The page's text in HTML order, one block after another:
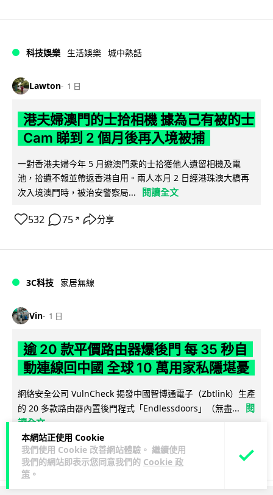
本網站正使用 Cookie
我們使用 Cookie 改善網站體驗。 繼續使用
我們的網站即表示您同意我們的 Cookie 政
策 。
科技娛樂 生活娛樂 城中熱話
Lawton 1 日
港夫婦澳門的士拾相機 據為己有被的士
Cam 睇到 2 個月後再入境被捕
一對香港夫婦今年 5 月遊澳門乘的士拾獲他人遺留相機及電
池，拾遺不報並帶返香港自用。兩人本月 2 日經港珠澳大橋再
次入境澳門時，被治安警察局...
閱讀全文
532 75 ↗ 分享
3C科技 家居無線
Vin 1 日
逾 20 款平價路由器爆後門 每 35 秒自
動連線回中國 全球 10 萬用家私隱堪憂
網絡安全公司 VulnCheck 揭發中國智博通電子（Zbtlink）生產
的 20 多款路由器內置後門程式「Endlessdoors」（無盡...
閱
讀全文
964 221 ↗ 分享